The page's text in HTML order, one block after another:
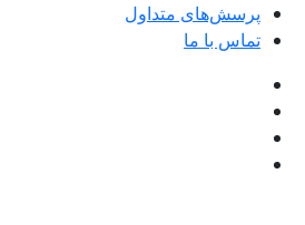
پرسش‌های متداول
تماس با ما